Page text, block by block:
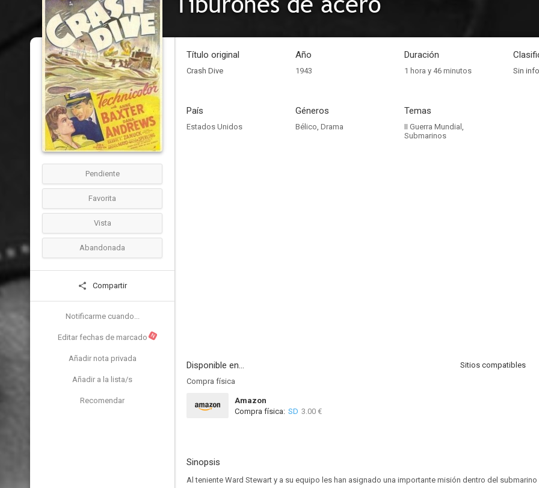
Pendiente
Favorita
Vista
Abandonada
Compartir
Notificarme cuando...
Editar fechas de marcado N
Añadir nota privada
Añadir a la lista/s
Recomendar
Título original
Crash Dive
Año
1943
Duración
1 hora y 46 minutos Sin
País
Estados Unidos
Géneros
Bélico, Drama
Temas
II Guerra Mundial ,
Submarinos
Disponible en...
Sitios compatibles
Compra física
Amazon
Compra física: SD 3.00 €
Sinopsis
Al teniente Ward Stewart y a su equipo les han asignado una importante misión dentro del submarino